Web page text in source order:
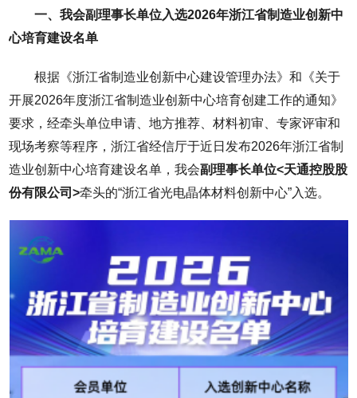
一、我会副理事长单位入选2026年浙江省制造业创新中
心培育建设名单
根据《浙江省制造业创新中心建设管理办法》和《关于
开展2026年度浙江省制造业创新中心培育创建工作的通知》
要求，经牵头单位申请、地方推荐、材料初审、专家评审和
现场考察等程序，浙江省经信厅于近日发布2026年浙江省制
造业创新中心培育建设名单，我会副理事长单位<天通控股股
份有限公司>牵头的“浙江省光电晶体材料创新中心”入选。